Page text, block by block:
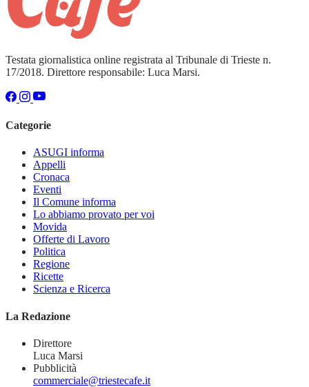
Testata giornalistica online registrata al Tribunale di Trieste n.
17/2018. Direttore responsabile: Luca Marsi.
Categorie
ASUGI informa
Appelli
Cronaca
Eventi
Il Comune informa
Lo abbiamo provato per voi
Movida
Offerte di Lavoro
Politica
Regione
Ricette
Scienza e Ricerca
La Redazione
Direttore
Luca Marsi
Pubblicità
commerciale@triestecafe.it